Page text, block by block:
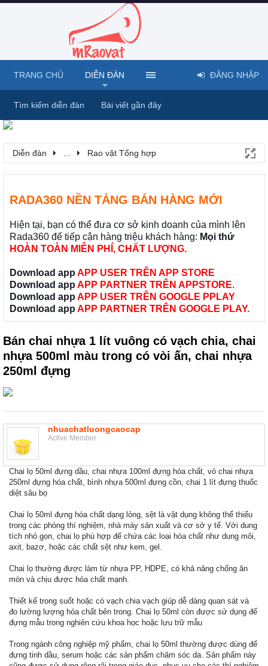
Diễn đàn Rao vặt Tổng hợp
RADA360 NỀN TẢNG BÁN HÀNG MỚI
Hiện tại, bạn có thể đưa cơ sở kinh doanh của mình lên
Rada360 để tiếp cận hàng triệu khách hàng: Mọi thứ
HOÀN TOÀN MIỄN PHÍ, CHẤT LƯỢNG.
Download app APP USER TRÊN APP STORE
Download app APP PARTNER TRÊN APPSTORE.
Download app APP USER TRÊN GOOGLE PPLAY
Download app APP PARTNER TRÊN GOOGLE PLAY.
Bán chai nhựa 1 lít vuông có vạch chia, chai
nhựa 500ml màu trong có vòi ấn, chai nhựa
250ml đựng
nhuachatluongcaocap
Active Member
Chai lọ 50ml đựng dầu, chai nhựa 100ml đựng hóa chất, vỏ chai nhựa
250ml đựng hóa chất, bình nhựa 500ml đựng cồn, chai 1 lít đựng thuốc
diệt sâu bọ
Chai lọ 50ml đựng hóa chất dạng lỏng, sệt là vật dụng không thể thiếu
trong các phòng thí nghiệm, nhà máy sản xuất và cơ sở y tế. Với dung
tích nhỏ gọn, chai lọ phù hợp để chứa các loại hóa chất như dung môi,
axit, bazơ, hoặc các chất sệt như kem, gel.
Chai lọ thường được làm từ nhựa PP, HDPE, có khả năng chống ăn
mòn và chịu được hóa chất mạnh.
Thiết kế trong suốt hoặc có vạch chia vạch giúp dễ dàng quan sát và
đo lường lượng hóa chất bên trong. Chai lọ 50ml còn được sử dụng để
đựng mẫu trong nghiên cứu khoa học hoặc lưu trữ mẫu
Trong ngành công nghiệp mỹ phẩm, chai lọ 50ml thường được dùng để
đựng tinh dầu, serum hoặc các sản phẩm chăm sóc da. Sản phẩm này
TRANG CHỦ DIỄN ĐÀN
Tìm kiếm diễn đàn Bài viết gần đây
ĐĂNG NHẬP